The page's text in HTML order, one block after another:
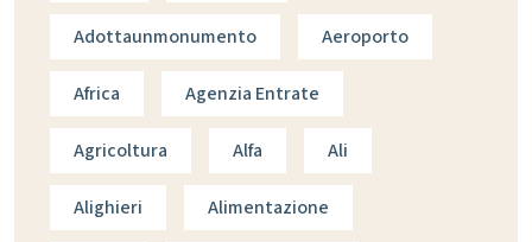
Adottaunmonumento Aeroporto
Africa Agenzia Entrate
Agricoltura Alfa Ali
Alighieri Alimentazione